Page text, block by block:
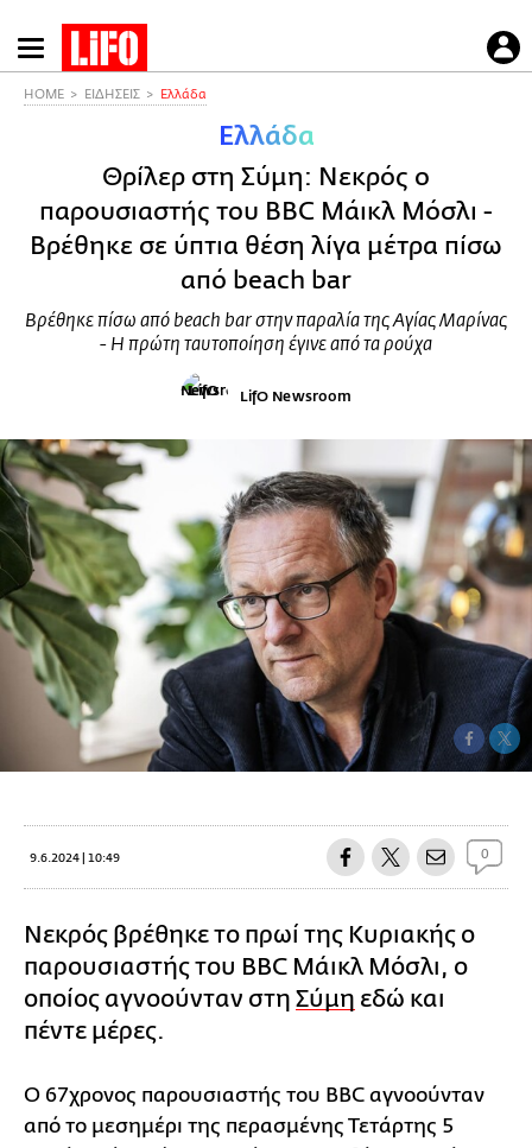
Παράκαμψη
προς
HOME ΕΙΔΗΣΕΙΣ Ελλάδα
Ελλάδα
Θρίλερ στη Σύμη: Νεκρός ο
παρουσιαστής του BBC Μάικλ Μόσλι -
Βρέθηκε σε ύπτια θέση λίγα μέτρα πίσω
από beach bar
Βρέθηκε πίσω από beach bar στην παραλία της Αγίας Μαρίνας
- Η πρώτη ταυτοποίηση έγινε από τα ρούχα
LifO Newsroom
9.6.2024 | 10:49 0
Νεκρός βρέθηκε το πρωί της Κυριακής ο
παρουσιαστής του BBC Μάικλ Μόσλι, ο
οποίος αγνοούνταν στη Σύμη εδώ και
πέντε μέρες.
Ο 67χρονος παρουσιαστής του BBC αγνοούνταν
από το μεσημέρι της περασμένης Τετάρτης 5